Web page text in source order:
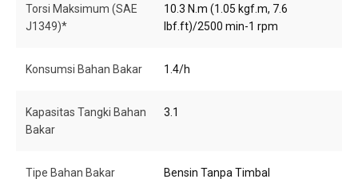
Torsi Maksimum (SAE
J1349)*
10.3 N.m (1.05 kgf.m, 7.6
lbf.ft)/2500 min-1 rpm
Konsumsi Bahan Bakar 1.4/h
Kapasitas Tangki Bahan
Bakar
3.1
Tipe Bahan Bakar Bensin Tanpa Timbal